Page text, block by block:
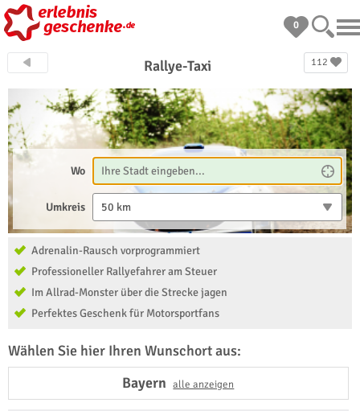
0
112
Rallye-Taxi
Wo
Umkreis 50 km
Adrenalin-Rausch vorprogrammiert
Professioneller Rallyefahrer am Steuer
Im Allrad-Monster über die Strecke jagen
Perfektes Geschenk für Motorsportfans
Wählen Sie hier Ihren Wunschort aus:
Bayernalle anzeigen